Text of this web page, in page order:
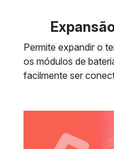
Permite expandir o
os módulos de
facilmente ser